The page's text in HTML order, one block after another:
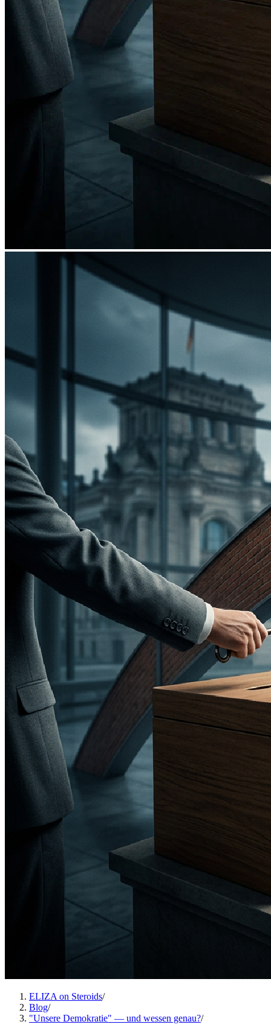
ELIZA on Steroids/
Blog/
"Unsere Demokratie" — und wessen genau?/